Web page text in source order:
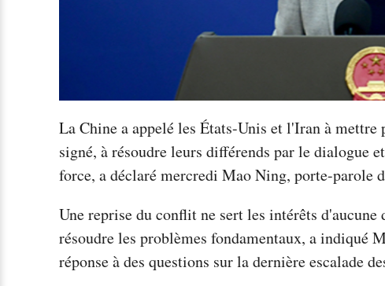
La Chine a appelé les États-Unis et l'Iran à
signé, à résoudre leurs différends par le dialogue
force, a déclaré mercredi Mao Ning, porte-parole
Une reprise du conflit ne sert les intérêts
résoudre les problèmes fondamentaux, a indiqué
réponse à des questions sur la dernière escalade